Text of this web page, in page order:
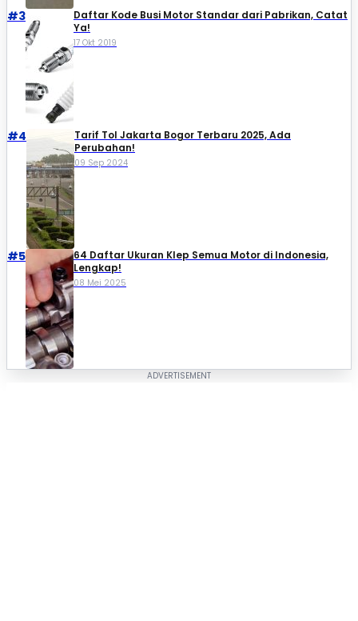
#3
Daftar Kode Busi Motor Standar dari Pabrikan, Catat
Ya!
17 Okt 2019
#4
Tarif Tol Jakarta Bogor Terbaru 2025, Ada
Perubahan!
09 Sep 2024
#5
64 Daftar Ukuran Klep Semua Motor di Indonesia,
Lengkap!
08 Mei 2025